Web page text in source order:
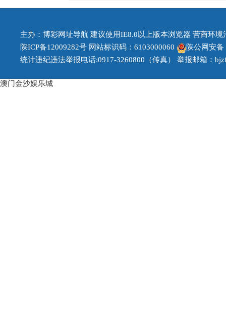
主办：博彩网址导航 建议使用IE8.0以上版本浏览器 营商环境
陕ICP备12009282号 网站标识码：6103000060
陕公网安备
统计违纪违法举报电话:0917-3260800（传真） 举报邮箱：
澳门金沙娱乐城